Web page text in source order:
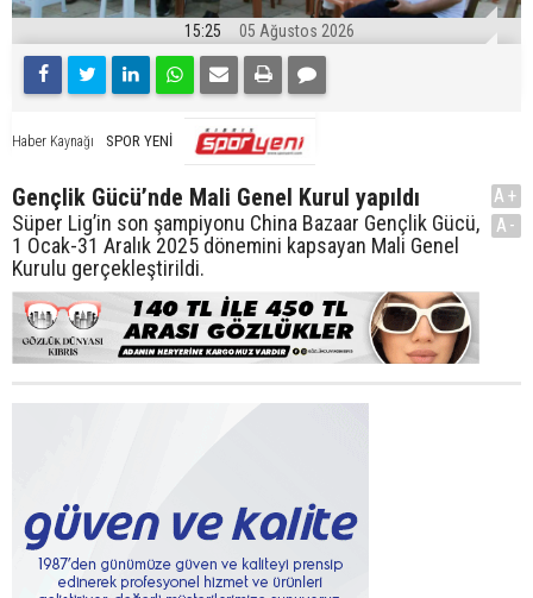
15:25 05 Ağustos 2026
Haber Kaynağı SPOR YENİ
Gençlik Gücü’nde Mali Genel Kurul yapıldı
Süper Lig’in son şampiyonu China Bazaar Gençlik Gücü,
1 Ocak-31 Aralık 2025 dönemini kapsayan Mali Genel
Kurulu gerçekleştirildi.
A+
A-